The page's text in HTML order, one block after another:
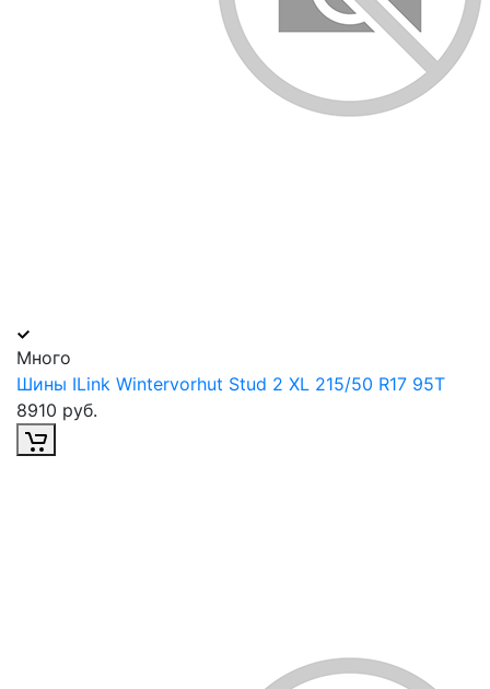
Много
Шины ILink Wintervorhut Stud 2 XL 215/50 R17 95T
8910 руб.